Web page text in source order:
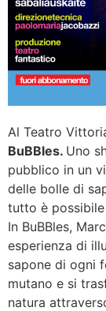
Al Teatro
BuBBles. Uno
pubblico in un
delle bolle di
tutto è possibile
In BuBBles,
esperienza di
sapone di ogni
mutano e si
natura